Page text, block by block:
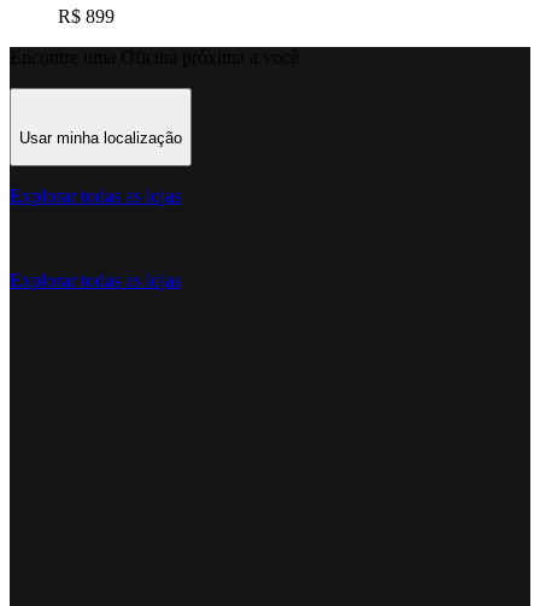
R$ 899
Usar minha localização
Explorar todas as lojas
Explorar todas as lojas